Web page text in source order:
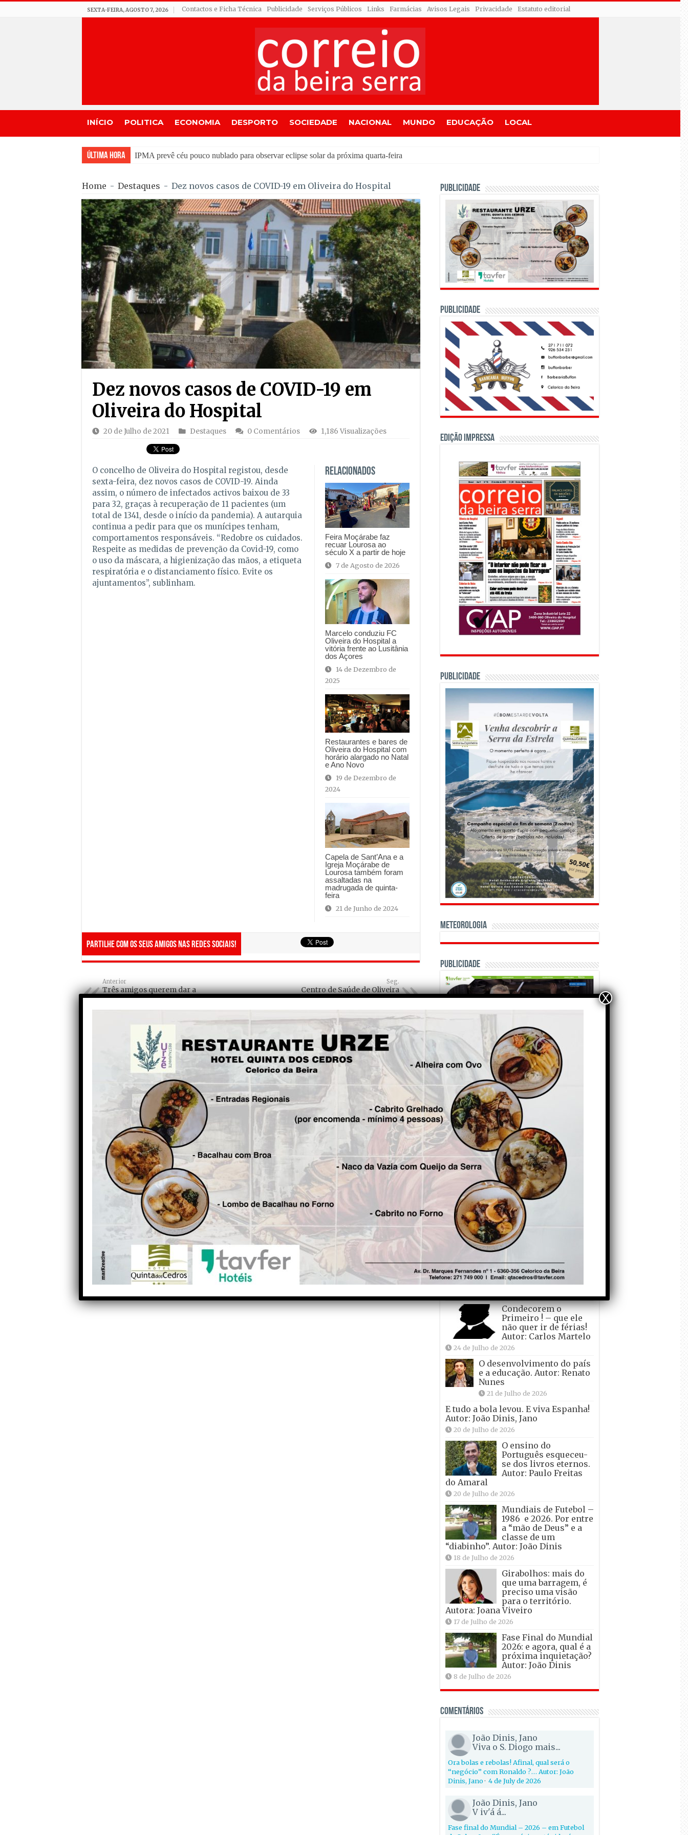
SEXTA-FEIRA, AGOSTO 7, 2026 Contactos e Ficha Técnica Publicidade Serviços Públicos Links Farmácias Avisos Legais Privacidade Estatuto editorial
INÍCIO POLITICA ECONOMIA DESPORTO SOCIEDADE NACIONAL MUNDO EDUCAÇÃO LOCAL
Última Hora Incêndios em Fornos de Al
Home - Destaques - Dez novos casos de COVID-19 em Oliveira do Hospital
Dez novos casos de COVID-19 em
Oliveira do Hospital
20 de Julho de 2021 Destaques 0 Comentários 1,186 Visualizações
Relacionados
Feira Moçárabe faz
recuar Lourosa ao
século X a partir de hoje
7 de Agosto de 2026
Marcelo conduziu FC
Oliveira do Hospital a
vitória frente ao Lusitânia
dos Açores
14 de Dezembro de
2025
Restaurantes e bares de
Oliveira do Hospital com
horário alargado no Natal
e Ano Novo
19 de Dezembro de
2024
Capela de Sant’Ana e a
Igreja Moçárabe de
Lourosa também foram
assaltadas na
madrugada de quinta-
feira
21 de Junho de 2024
O concelho de Oliveira do Hospital registou, desde
sexta-feira, dez novos casos de COVID-19. Ainda
assim, o número de infectados activos baixou de 33
para 32, graças à recuperação de 11 pacientes (um
total de 1341, desde o início da pandemia). A autarquia
continua a pedir para que os munícipes tenham,
comportamentos responsáveis. “Redobre os cuidados.
Respeite as medidas de prevenção da Covid-19, como
o uso da máscara, a higienização das mãos, a etiqueta
respiratória e o distanciamento físico. Evite os
ajuntamentos”, sublinham.
Partilhe com os seus amigos nas redes sociais!
Anterior
Três amigos querem dar a
conhecer a Serra da Estrela
com passeios em bicicletas
Seg.
Centro de Saúde de Oliveira
do Hospital alerta para
utilização da vacinação em
regime de Casa Aberta
PUBLICIDADE
PUBLICIDADE
Edição Impressa
PUBLICIDADE
Meteorologia
Publicidade
OPINIÃO E CRÓNICAS
Matraquilhos… Autor:
Fernando Roldão
6 de Agosto de 2026
A marca Sporting em
todo o mundo está a
crescer atrás de
Ronaldo. Autor: Paulo
Freitas do Amaral
5 de Agosto de 2026
Falso crescimento…
Autor: Nuno Pereira
1 de Agosto de 2026
Tadei Pogacar vence o
“Tour” – A “Volta a
França em Bicicleta”
pela quinta vez! Autor:
João Dinis
Condecorem o
Primeiro ! – que ele
não quer ir de férias!
Autor: Carlos Martelo
24 de Julho de 2026
O desenvolvimento do país
e a educação. Autor: Renato
Nunes
21 de Julho de 2026
E tudo a bola levou. E viva Espanha!
Autor: João Dinis, Jano
20 de Julho de 2026
O ensino do
Português esqueceu-
se dos livros eternos.
Autor: Paulo Freitas
do Amaral
20 de Julho de 2026
Mundiais de Futebol –
1986 e 2026. Por entre
a “mão de Deus” e a
classe de um
“diabinho”. Autor: João Dinis
18 de Julho de 2026
Girabolhos: mais do
que uma barragem, é
preciso uma visão
para o território.
Autora: Joana Viveiro
17 de Julho de 2026
Fase Final do Mundial
2026: e agora, qual é a
próxima inquietação?
Autor: João Dinis
8 de Julho de 2026
Comentários
João Dinis, Jano
Viva o S. Diogo mais...
Ora bolas e rebolas! Afinal, qual será o
“negócio” com Ronaldo ?… Autor: João
Dinis, Jano· 4 de July de 2026
João Dinis, Jano
V iv'á á...
Fase final do Mundial – 2026 – em Futebol
X